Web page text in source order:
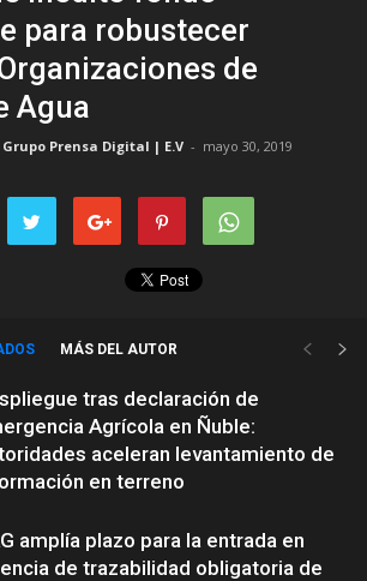
para robustecer
de
Agua
Prensa Digital | E.V - mayo 30, 2019
MÁS DEL AUTOR
tras declaración de
Agrícola en Ñuble:
aceleran levantamiento de
en terreno
amplía plazo para la entrada en
de trazabilidad obligatoria de